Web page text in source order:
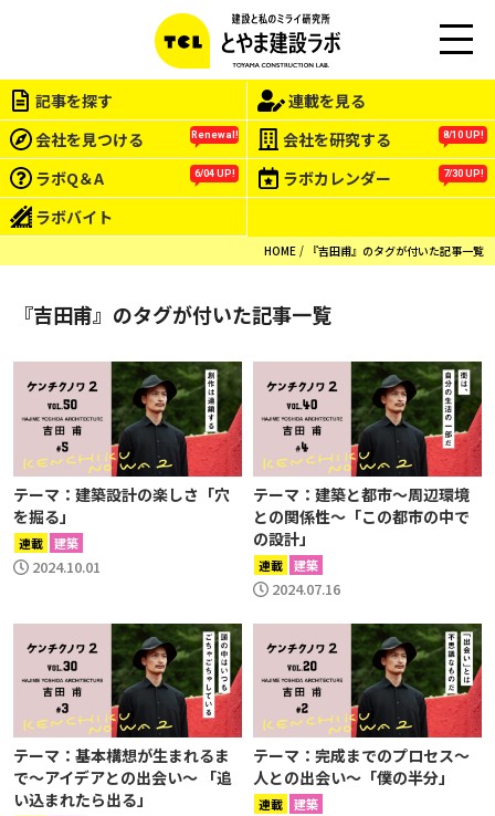
EN
記事を探す
連載を見る
会社を見つける
Renewal! 会社を研究する 8/10 UP!
ラボQ＆A 6/04 UP! ラボカレンダー 7/30 UP!
ラボバイト
HOME 『吉田甫』のタグが付いた記事一覧
『吉田甫』のタグが付いた記事一覧
テーマ：建築設計の楽しさ「穴
を掘る」
連載 建築
2024.10.01
テーマ：建築と都市～周辺環境
との関係性～「この都市の中で
の設計」
連載 建築
2024.07.16
テーマ：基本構想が生まれるま
で～アイデアとの出会い～ 「追
い込まれたら出る」
テーマ：完成までのプロセス〜
人との出会い〜「僕の半分」
連載 建築